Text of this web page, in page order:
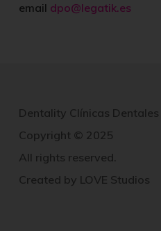
email dpo@legatik.es
Dentality Clínicas Dentales
Copyright © 2025
All rights reserved.
Created by LOVE Studios